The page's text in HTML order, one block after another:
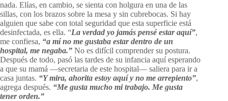
nada. Elías, en cambio, se sienta con holgura en una de las
sillas, con los brazos sobre la mesa y sin cubrebocas. Si hay
alguien que sabe con total seguridad que esta superficie está
desinfectada, es ella. “La verdad yo jamás pensé estar aquí”,
me confiesa, “a mí no me gustaba estar dentro de un
hospital, me negaba.” No es difícil comprender su postura.
Después de todo, pasó las tardes de su infancia aquí esperando
a que su mamá —secretaria de este hospital— saliera para ir a
casa juntas. “Y mira, ahorita estoy aquí y no me arrepiento”,
agrega después. “Me gusta mucho mi trabajo. Me gusta
tener orden.”